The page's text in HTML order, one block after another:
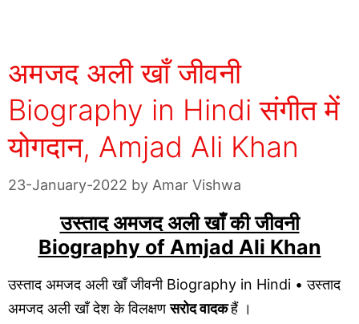
अमजद अली खाँ जीवनी
Biography in Hindi संगीत में
योगदान, Amjad Ali Khan
23-January-2022 by Amar Vishwa
उस्ताद अमजद अली खाँ की जीवनी
Biography of Amjad Ali Khan
उस्ताद अमजद अली खाँ जीवनी Biography in Hindi • उस्ताद
अमजद अली खाँ देश के विलक्षणसरोद वादकहैं ।